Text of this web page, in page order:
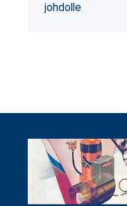
johdolle